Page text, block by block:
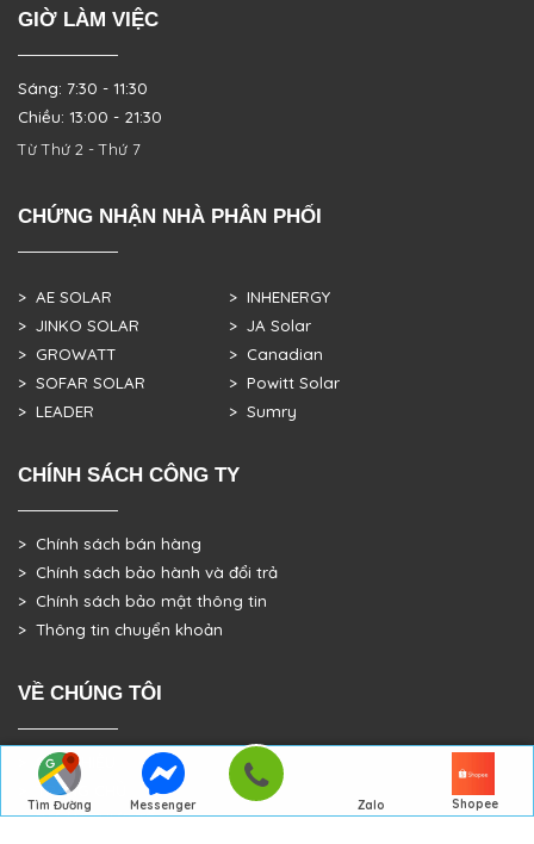
Tìm Đường
Messenger
Zalo Shopee
GIỜ LÀM VIỆC
Sáng: 7:30 - 11:30
Chiều: 13:00 - 21:30
Từ Thứ 2 - Thứ 7
CHỨNG NHẬN NHÀ PHÂN PHỐI
> AE SOLAR
> JINKO SOLAR
> GROWATT
> SOFAR SOLAR
> LEADER
> INHENERGY
> JA Solar
> Canadian
> Powitt Solar
> Sumry
CHÍNH SÁCH CÔNG TY
> Chính sách bán hàng
> Chính sách bảo hành và đổi trả
> Chính sách bảo mật thông tin
> Thông tin chuyển khoản
VỀ CHÚNG TÔI
> GIỚI THIỆU
> TRANG CHỦ
> DỰ ÁN THỰC TẾ